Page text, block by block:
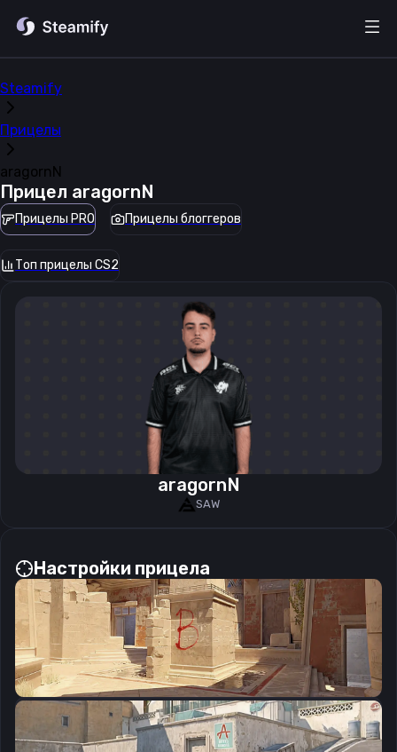
Steamify
Прицелы
aragornN
Прицел aragornN
Прицелы PRO Прицелы блоггеров
Топ прицелы CS2
aragornN
SAW
Настройки прицела
CSGO-y7DLq-a7ZiG-GN5Wc-8F8Qy-VtjjD